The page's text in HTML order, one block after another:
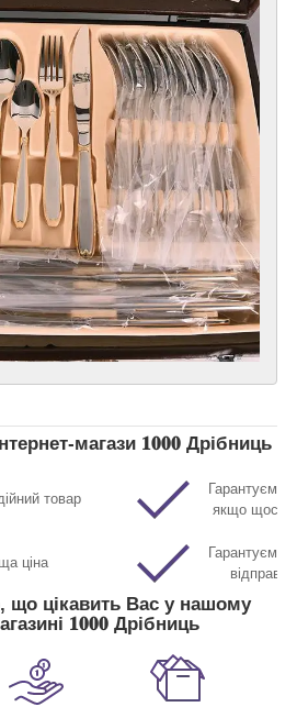
магази 𝟏𝟎𝟎𝟎 Дрібниць
товар
Гарантуємо
якщо щось
ціна
Гарантуємо
що цікавить Вас у нашому
𝟏𝟎𝟎𝟎 Дрібниць